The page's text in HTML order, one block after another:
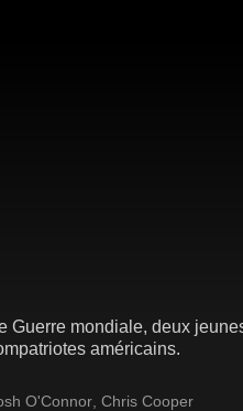
Guerre mondiale, deux
américains.
O'Connor Chris Cooper